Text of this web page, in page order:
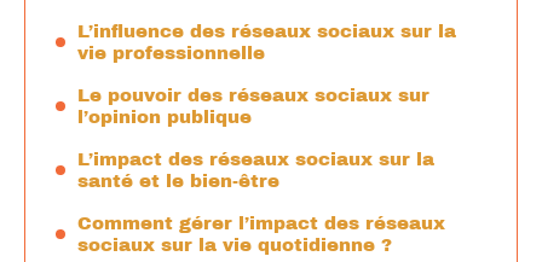
L’influence des réseaux sociaux sur la
vie professionnelle
Le pouvoir des réseaux sociaux sur
l’opinion publique
L’impact des réseaux sociaux sur la
santé et le bien-être
Comment gérer l’impact des réseaux
sociaux sur la vie quotidienne ?